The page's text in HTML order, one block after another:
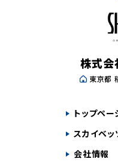
株式会
東京都
トップペー
スカイベッ
会社情報